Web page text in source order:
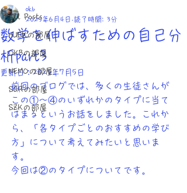
All Posts
HUSKの部屋
OKBの部屋
NEMOの部屋
SGRの部屋
SZKの部屋
数学を伸ばすための自己分
析part3
okb
2025年6月4日 読了時間: 3分
更新日：2025年7月5日
前回のブログでは、多くの生徒さんが
この①〜④のいずれかのタイプに当て
はまるというお話をしました。これか
ら、「各タイプごとのおすすめの学び
方」について考えてみたいと思いま
す。
今回は②のタイプについてです。